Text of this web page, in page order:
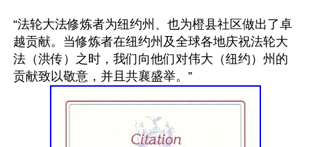
“法轮大法修炼者为纽约州、也为橙县社区做出了卓
越贡献。当修炼者在纽约州及全球各地庆祝法轮大
法（洪传）之时，我们向他们对伟大（纽约）州的